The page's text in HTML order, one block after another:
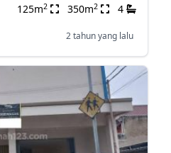
125m2 350m2 4
2 tahun yang lalu